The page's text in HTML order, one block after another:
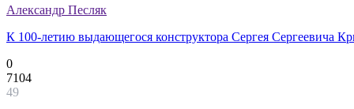
Александр Песляк
К 100-летию выдающегося конструктора Сергея Сергеевича
0
7104
49